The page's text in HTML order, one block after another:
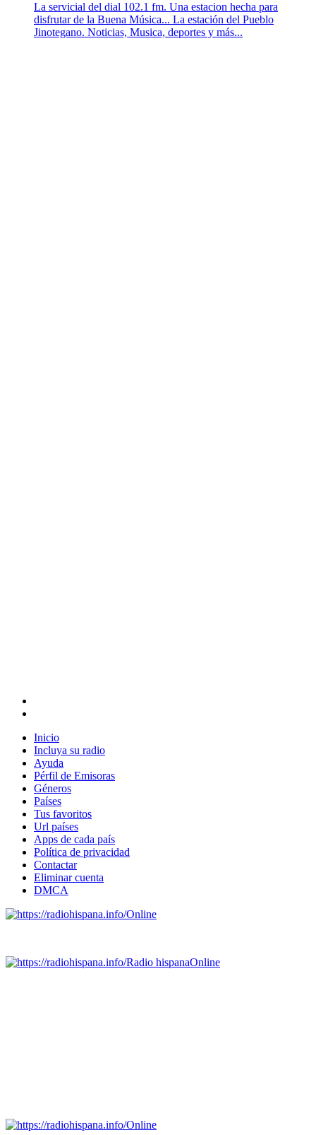
La servicial del dial 102.1 fm. Una estacion hecha para
disfrutar de la Buena Música... La estación del Pueblo
Jinotegano. Noticias, Musica, deportes y más...
Inicio
Incluya su radio
Ayuda
Pérfil de Emisoras
Géneros
Países
Tus favoritos
Url países
Apps de cada país
Política de privacidad
Contactar
Eliminar cuenta
DMCA
Online
Radio hispanaOnline
Online